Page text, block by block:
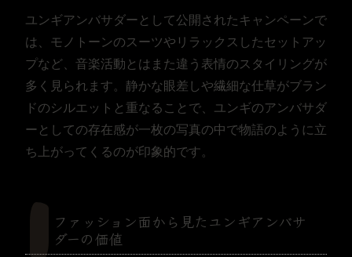
ユンギアンバサダーとして公開されたキャンペーンで
は、モノトーンのスーツやリラックスしたセットアッ
プなど、音楽活動とはまた違う表情のスタイリングが
多く見られます。静かな眼差しや繊細な仕草がブラン
ドのシルエットと重なることで、ユンギのアンバサダ
ーとしての存在感が一枚の写真の中で物語のように立
ち上がってくるのが印象的です。
ファッション面から見たユンギアンバサ
ダーの価値